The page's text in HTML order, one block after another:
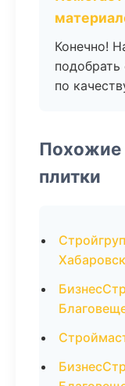
Конечно!
по
Похожие
плитки
Хабаровск